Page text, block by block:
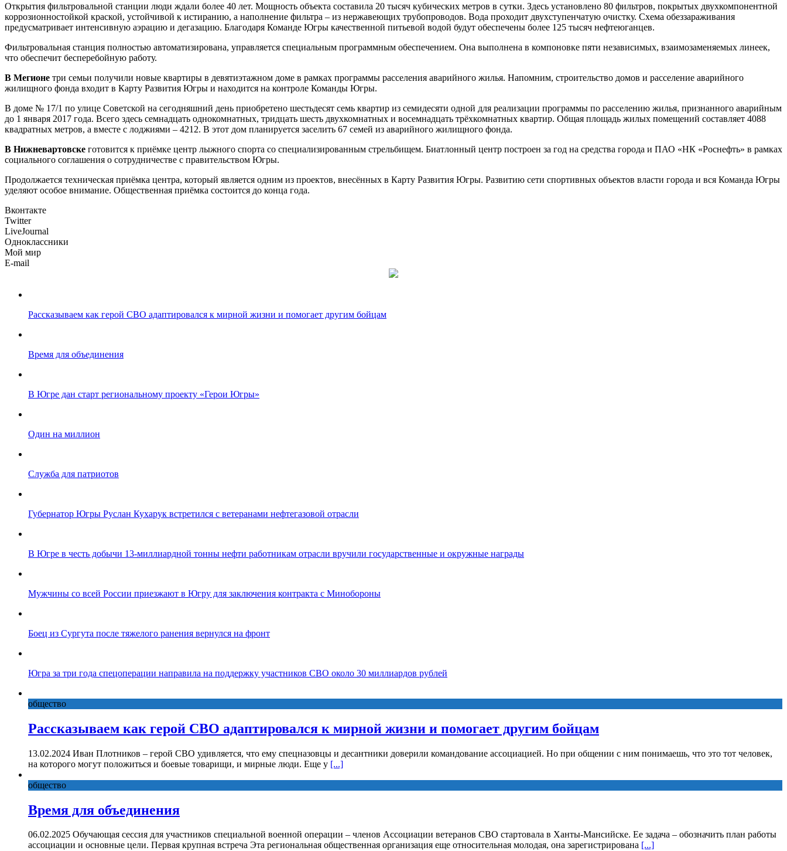
Открытия фильтровальной станции люди ждали более 40 лет. Мощность объекта составила 20 тысяч кубических метров в сутки. Здесь установлено 80 фильтров, покрытых двухкомпонентной
коррозионностойкой краской, устойчивой к истиранию, а наполнение фильтра – из нержавеющих трубопроводов. Вода проходит двухступенчатую очистку. Схема обеззараживания
предусматривает интенсивную аэрацию и дегазацию. Благодаря Команде Югры качественной питьевой водой будут обеспечены более 125 тысяч нефтеюганцев.
Фильтровальная станция полностью автоматизирована, управляется специальным программным обеспечением. Она выполнена в компоновке пяти независимых, взаимозаменяемых линеек,
что обеспечит бесперебойную работу.
В Мегионе три семьи получили новые квартиры в девятиэтажном доме в рамках программы расселения аварийного жилья. Напомним, строительство домов и расселение аварийного
жилищного фонда входит в Карту Развития Югры и находится на контроле Команды Югры.
В доме № 17/1 по улице Советской на сегодняшний день приобретено шестьдесят семь квартир из семидесяти одной для реализации программы по расселению жилья, признанного аварийным
до 1 января 2017 года. Всего здесь семнадцать однокомнатных, тридцать шесть двухкомнатных и восемнадцать трёхкомнатных квартир. Общая площадь жилых помещений составляет 4088
квадратных метров, а вместе с лоджиями – 4212. В этот дом планируется заселить 67 семей из аварийного жилищного фонда.
В Нижневартовске готовится к приёмке центр лыжного спорта со специализированным стрельбищем. Биатлонный центр построен за год на средства города и ПАО «НК «Роснефть» в рамках
социального соглашения о сотрудничестве с правительством Югры.
Продолжается техническая приёмка центра, который является одним из проектов, внесённых в Карту Развития Югры. Развитию сети спортивных объектов власти города и вся Команда Югры
уделяют особое внимание. Общественная приёмка состоится до конца года.
Вконтакте
Twitter
LiveJournal
Одноклассники
Мой мир
E-mail
Рассказываем как герой СВО адаптировался к мирной жизни и помогает другим бойцам
Время для объединения
В Югре дан старт региональному проекту «Герои Югры»
Один на миллион
Служба для патриотов
Губернатор Югры Руслан Кухарук встретился с ветеранами нефтегазовой отрасли
В Югре в честь добычи 13-миллиардной тонны нефти работникам отрасли вручили государственные и окружные награды
Мужчины со всей России приезжают в Югру для заключения контракта с Минобороны
Боец из Сургута после тяжелого ранения вернулся на фронт
Югра за три года спецоперации направила на поддержку участников СВО около 30 миллиардов рублей
общество
Рассказываем как герой СВО адаптировался к мирной жизни и помогает другим бойцам
13.02.2024 Иван Плотников – герой СВО удивляется, что ему спецназовцы и десантники доверили командование ассоциацией. Но при общении с ним понимаешь, что это тот человек,
на которого могут положиться и боевые товарищи, и мирные люди. Еще у [...]
общество
Время для объединения
06.02.2025 Обучающая сессия для участников специальной военной операции – членов Ассоциации ветеранов СВО стартовала в Ханты-Мансийске. Ее задача – обозначить план работы
ассоциации и основные цели. Первая крупная встреча Эта региональная общественная организация еще относительная молодая, она зарегистрирована [...]